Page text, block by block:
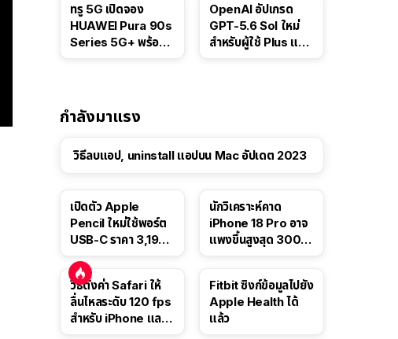
สาธารณะ
ทรู 5G เปิดจอง
HUAWEI Pura 90s
Series 5G+ พร้อม
OpenAI อัปเกรด
GPT-5.6 Sol ใหม่
สำหรับผู้ใช้ Plus และ
กำลังมาแรง
วิธีลบแอป, uninstall แอปบน Mac อัปเดต 2023
เปิดตัว Apple
Pencil ใหม่ใช้พอร์ต
USB-C ราคา 3,190
นี้
นักวิเคราะห์คาด
iPhone 18 Pro อาจ
แพงขึ้นสูงสุด 300
วิธีตั้งค่า Safari ให้
ลื่นไหลระดับ 120 fps
สำหรับ iPhone และ
Fitbit ซิงก์ข้อมูลไปยัง
Apple Health ได้
แล้ว